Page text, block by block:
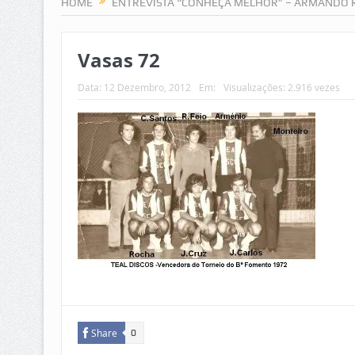
Vasas 72
Data: 12 Dezembro, 2012 Em: Visualizações: 2.916 vezes
Share 0